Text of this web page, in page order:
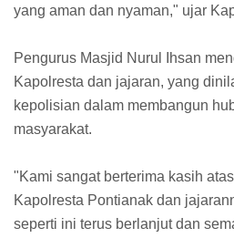
yang aman dan nyaman," ujar
Pengurus Masjid Nurul Ihsan
Kapolresta dan jajaran, yang
kepolisian dalam membangun
masyarakat.
"Kami sangat berterima kasih
Kapolresta Pontianak dan
seperti ini terus berlanjut dan